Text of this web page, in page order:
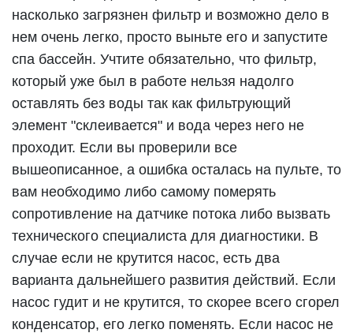
насколько загрязнен фильтр и возможно дело в
нем очень легко, просто выньте его и запустите
спа бассейн. Учтите обязательно, что фильтр,
который уже был в работе нельзя надолго
оставлять без воды так как фильтрующий
элемент "склеивается" и вода через него не
проходит. Если вы проверили все
вышеописанное, а ошибка осталась на пульте, то
вам необходимо либо самому померять
сопротивление на датчике потока либо вызвать
технического специалиста для диагностики. В
случае если не крутится насос, есть два
варианта дальнейшего развития действий. Если
насос гудит и не крутится, то скорее всего сгорел
конденсатор, его легко поменять. Если насос не